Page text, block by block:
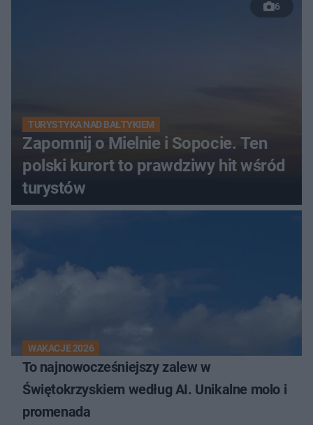
6
TURYSTYKA NAD BAŁTYKIEM
Zapomnij o Mielnie i Sopocie. Ten
polski kurort to prawdziwy hit wśród
turystów
WAKACJE 2026
To najnowocześniejszy zalew w
Świętokrzyskiem według AI. Unikalne molo i
promenada